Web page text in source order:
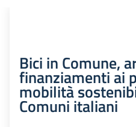
Bici in Comune,
finanziamenti ai
mobilità
Comuni italiani